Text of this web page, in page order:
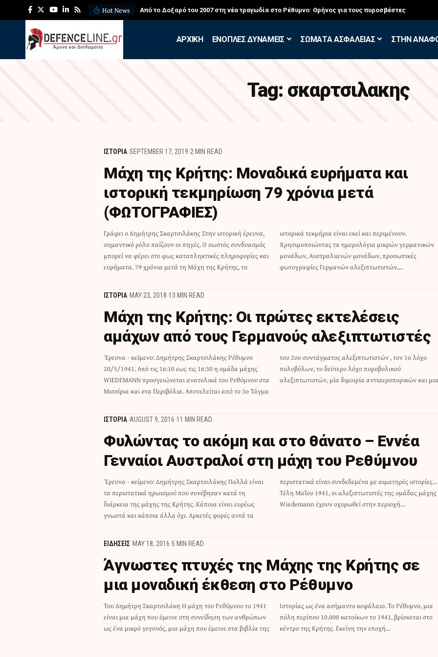
Hot News Από το Δοξαρό του 2007 στη νέα τραγωδία στο Ρέθυμνο: Θρήνος για τους πυροσβέστες
APXIKH ΕΝΟΠΛΕΣ ΔΥΝΑΜΕΙΣ ΣΩΜΑΤΑ ΑΣΦΑΛΕΙΑΣ ΣΤΗΝ
Tag: σκαρτσιλακης
ΙΣΤΟΡΙΑ SEPTEMBER 17, 2019 2 MIN READ
Μάχη της Κρήτης: Μοναδικά ευρήματα και
ιστορική τεκμηρίωση 79 χρόνια μετά
(ΦΩΤΟΓΡΑΦΙΕΣ)
Γράφει ο Δημήτρης Σκαρτσιλάκης Στην ιστορική έρευνα,
σημαντικό ρόλο παίζουν οι πηγές. Ο σωστός συνδυασμός
μπορεί να φέρει στο φως καταπληκτικές πληροφορίες και
ευρήματα. 79 χρόνια μετά τη Μάχη της Κρήτης, τα
ιστορικά τεκμήρια είναι εκεί και περιμένουν.
Χρησιμοποιώντας τα ημερολόγια μικρών γερμανικών
μονάδων, Αυστραλιανών μονάδων, προσωπικές
φωτογραφίες Γερμανών αλεξιπτωτιστών,…
ΙΣΤΟΡΙΑ MAY 23, 2018 13 MIN READ
Μάχη της Κρήτης: Οι πρώτες εκτελέσεις
αμάχων από τους Γερμανούς αλεξιπτωτιστές
Έρευνα - κείμενο: Δημήτρης Σκαρτσιλάκης Ρέθυμνο
20/5/1941. Από τις 16:10 εως τις 16:30 η ομάδα μάχης
WIEDEMANN προσγειώνεται ανατολικά του Ρεθύμνου στα
Μισσίρια και στα Περιβόλια. Αποτελείται από το 3ο Τάγμα
του 2ου συντάγματος αλεξιπτωτιστών , τον 1ο λόχο
πολυβόλων, το δεύτερο λόχο πυροβολικού
αλεξιπτωτιστών, μία διμοιρία αντιαεροπορικών και
ΙΣΤΟΡΙΑ AUGUST 9, 2016 11 MIN READ
Φυλώντας το ακόμη και στο θάνατο – Εννέα
Γενναίοι Αυστραλοί στη μάχη του Ρεθύμνου
Έρευνα - κείμενο: Δημήτρης Σκαρτσιλάκης Πολλά είναι
τα περιστατικά ηρωισμού που συνέβησαν κατά τη
διάρκεια της μάχης της Κρήτης. Κάποια είναι ευρέως
γνωστά και κάποια άλλα όχι. Αρκετές φορές αυτά τα
περιστατικά είναι συνδεδεμένα με αιματηρές ιστορίες...
Τέλη Μαΐου 1941, οι αλεξιπτωτιστές της ομάδας μάχης
Wiedemann έχουν οχυρωθεί στην περιοχή…
ΕΙΔΗΣΕΙΣ MAY 18, 2016 5 MIN READ
Άγνωστες πτυχές της Μάχης της Κρήτης σε
μια μοναδική έκθεση στο Ρέθυμνο
Του Δημήτρη Σκαρτσιλάκη Η μάχη του Ρεθύμνου το 1941
είναι μια μάχη που έμεινε στη συνείδηση των ανθρώπων
ως ένα μικρό γεγονός, μια μάχη που έμεινε στα βιβλία της
Ιστορίας ως ένα ασήμαντο κεφάλαιο. Το Ρέθυμνο, μια
πόλη περίπου 10.000 κατοίκων το 1941, βρίσκεται στο
κέντρο της Κρήτης. Εκείνη την εποχή…